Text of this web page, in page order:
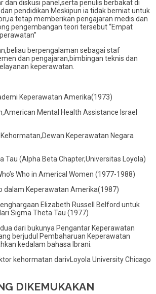
dan diskusi panel,serta penulis berbakat di
pendidikan.Meskipun ia tidak berniat untuk
tetap memberikan pengajaran medis dan
pengembangan teori tersebut “Empat
berpengalaman sebagai staf
dan pengajaran,bimbingan teknis dan
keperawatan.
Keperawatan Amerika(1973)
Mental Health Assistance Israel
Keperawatan Negara
Tau (Alpha Beta Chapter,Universitas Loyola)
Who in Americal Women (1977-1988)
dalam Keperawatan Amerika(1987)
Elizabeth Russell Belford untuk
Sigma Theta Tau (1977)
dari bukunya Pengantar Keperawatan
berjudul Pembaharuan Keperawatan
kedalam bahasa Ibrani.
kehormatan darivLoyola University Chicago
DIKEMUKAKAN